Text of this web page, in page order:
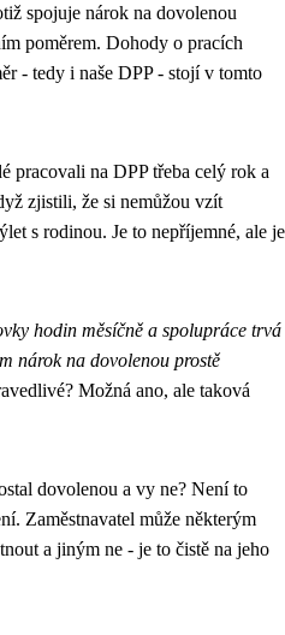
spojuje nárok na dovolenou
poměrem. Dohody o pracích
- tedy i naše DPP - stojí v tomto
pracovali na DPP třeba celý rok a
zjistili, že si nemůžou vzít
s rodinou. Je to nepříjemné, ale je
hodin měsíčně a spolupráce trvá
nárok na dovolenou prostě
Možná ano, ale taková
dovolenou a vy ne? Není to
Zaměstnavatel může některým
a jiným ne - je to čistě na jeho